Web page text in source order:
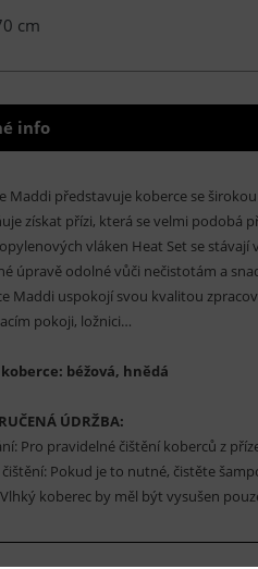
cm
info
Maddi představuje koberce se
získat přízi, která se velmi podobá
vláken Heat Set se stávají
úpravě odolné vůči nečistotám a
Maddi uspokojí svou kvalitou
pokoji, ložnici…
béžová, hnědá
ÚDRŽBA:
Pro pravidelné čištění koberců z
Pokud je to nutné, čistěte
Vlhký koberec by měl být vysušen